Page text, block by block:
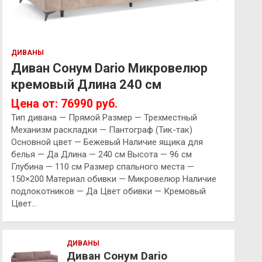
ДИВАНЫ
Диван Сонум Dario Микровелюр
кремовый Длина 240 см
Цена от: 76990 руб.
Тип дивана — Прямой Размер — Трехместный
Механизм раскладки — Пантограф (Тик-так)
Основной цвет — Бежевый Наличие ящика для
белья — Да Длина — 240 см Высота — 96 см
Глубина — 110 см Размер спального места —
150×200 Материал обивки — Микровелюр Наличие
подлокотников — Да Цвет обивки — Кремовый
Цвет…
ДИВАНЫ
Диван Сонум Dario